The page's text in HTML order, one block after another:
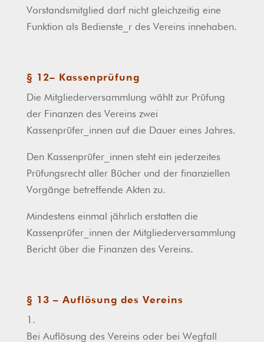
Vorstandsmitglied darf nicht gleichzeitig eine
Funktion als Bedienste_r des Vereins innehaben.
§ 12– Kassenprüfung
Die Mitgliederversammlung wählt zur Prüfung
der Finanzen des Vereins zwei
Kassenprüfer_innen auf die Dauer eines Jahres.
Den Kassenprüfer_innen steht ein jederzeites
Prüfungsrecht aller Bücher und der finanziellen
Vorgänge betreffende Akten zu.
Mindestens einmal jährlich erstatten die
Kassenprüfer_innen der Mitgliederversammlung
Bericht über die Finanzen des Vereins.
§ 13 – Auflösung des Vereins
1.
Bei Auflösung des Vereins oder bei Wegfall